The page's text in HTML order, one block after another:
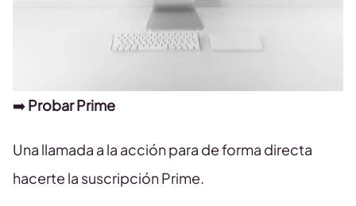
➡️Probar Prime
Una llamada a la acción para de forma directa
hacerte la suscripción Prime.